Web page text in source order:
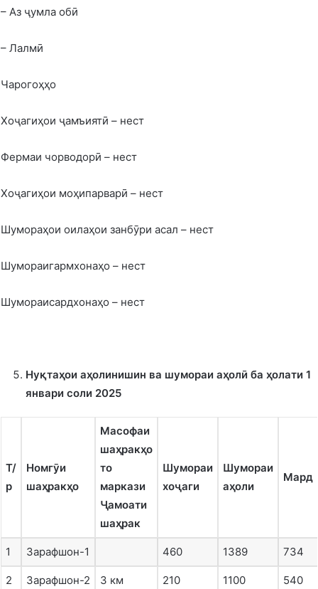
– Аз ҷумла обӣ
– Лалмӣ
Чарогоҳҳо
Хоҷагиҳои ҷамъиятӣ – нест
Фермаи чорводорӣ – нест
Хоҷагиҳои моҳипарварӣ – нест
Шумораҳои оилаҳои занбӯри асал – нест
Шумораигармхонаҳо – нест
Шумораисардхонаҳо – нест
Нуқтаҳои аҳолинишин ва шумораи аҳолӣ ба ҳолати 1
январи соли 2025
Т/
р
Номгӯи
шаҳракҳо
Масофаи
шаҳракҳо
то
маркази
Ҷамоати
шаҳрак
Шумораи
хоҷаги
Шумораи
аҳоли
Мард
1 Зарафшон-1 460 1389 734
2 Зарафшон-2 3 км 210 1100 540